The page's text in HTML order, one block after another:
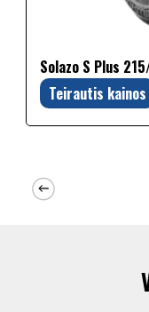
Solazo S Plus
Teirautis kainos